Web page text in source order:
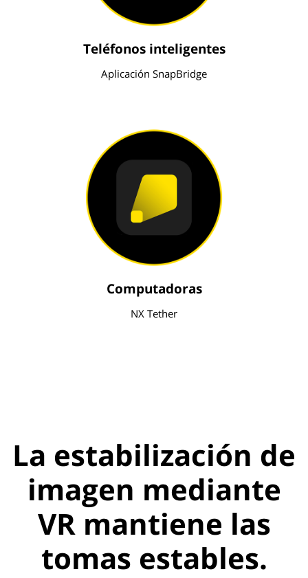
Teléfonos inteligentes
Aplicación SnapBridge
Computadoras
NX Tether
La estabilización de
imagen mediante
VR mantiene las
tomas estables.